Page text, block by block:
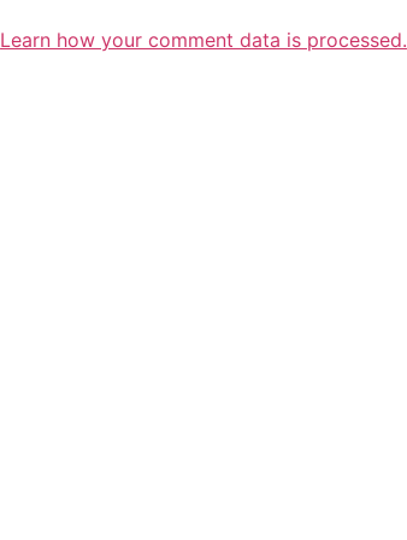
Learn how your comment data is processed.